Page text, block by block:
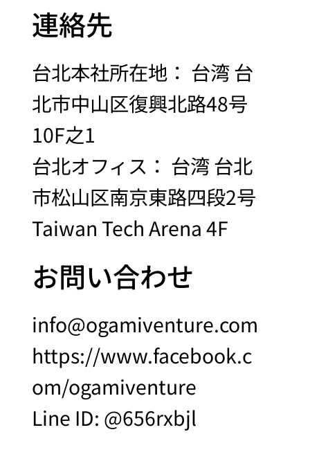
連絡先
台北本社所在地： 台湾 台
北市中山区復興北路48号
10F之1
台北オフィス： 台湾 台北
市松山区南京東路四段2号
Taiwan Tech Arena 4F
お問い合わせ
info@ogamiventure.com
https://www.facebook.c
om/ogamiventure
Line ID: @656rxbjl